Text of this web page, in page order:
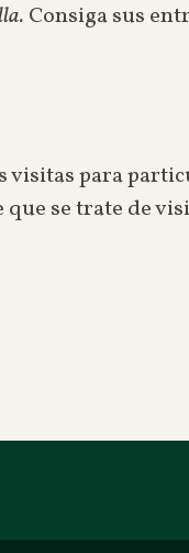
Consiga sus
para
que se trate de